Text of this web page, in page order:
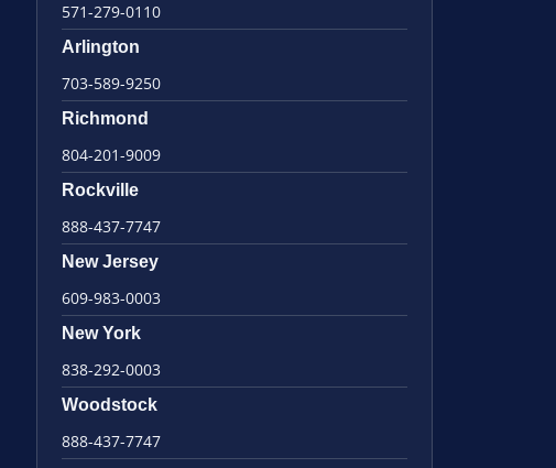
571-279-0110
Arlington
703-589-9250
Richmond
804-201-9009
Rockville
888-437-7747
New Jersey
609-983-0003
New York
838-292-0003
Woodstock
888-437-7747